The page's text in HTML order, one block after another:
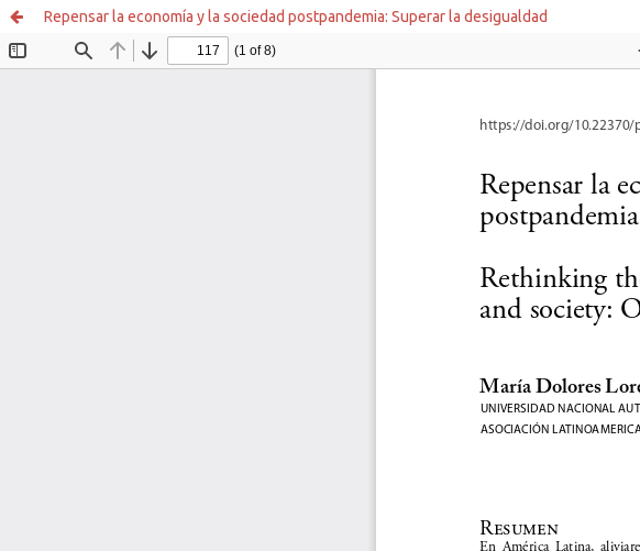
Repensar la economía y la sociedad postpandemia: Superar la desigualdad